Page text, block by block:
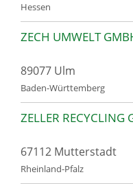
Hessen
ZECH UMWELT
89077 Ulm
Baden-Württemberg
ZELLER RECYCLING
67112 Mutterstadt
Rheinland-Pfalz